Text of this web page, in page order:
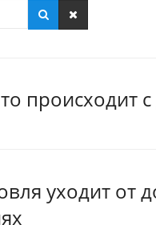
происходит
уходит от